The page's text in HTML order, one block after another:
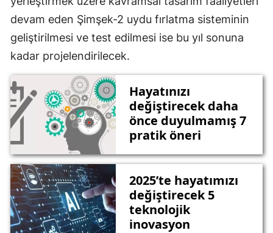
devam eden Şimşek-2 uydu fırlatma sisteminin
geliştirilmesi ve test edilmesi ise bu yıl sonuna
kadar projelendirilecek.
Hayatınızı
değiştirecek daha
önce duyulmamış 7
pratik öneri
2025’te hayatımızı
değiştirecek 5
teknolojik
inovasyon